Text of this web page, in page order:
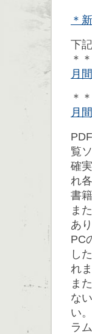
＊
下
＊
月
＊
月
覧
確
れ
書
ま
あ
PC
し
れ
ま
な
い
ラ